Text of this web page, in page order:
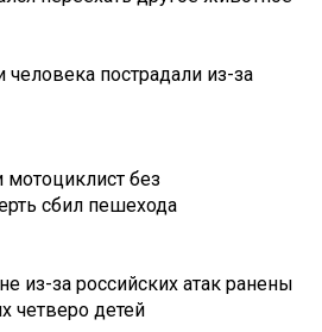
пострадали из-за
мотоциклист без
сбил пешехода
из-за российских атак ранены
четверо детей